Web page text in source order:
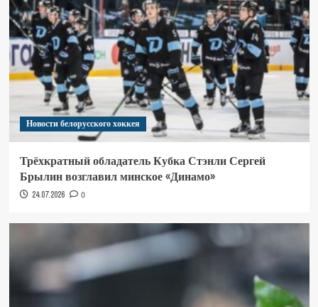
Новости белорусского хоккея
Трёхкратный обладатель Кубка Стэнли Сергей
Брылин возглавил минское «Динамо»
24.07.2026 0